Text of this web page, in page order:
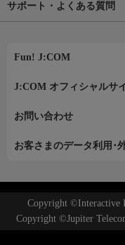
サポート・よくある質問
Fun! J:COM
J:COM オフィシャルサ
お問い合わせ
お客さまのデータ利用･
Copyright ©Interactive
Copyright ©Jupiter